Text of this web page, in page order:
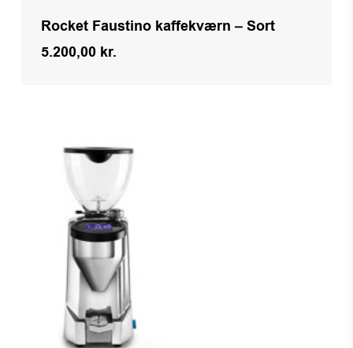
Rocket Faustino kaffekværn – Sort
5.200,00 kr.